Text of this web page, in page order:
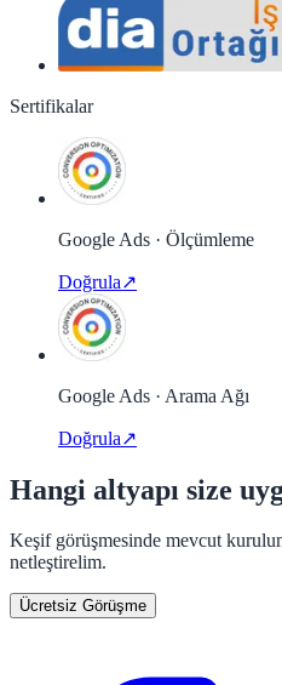
Sertifikalar
Google Ads · Ölçümleme
Doğrula↗
Google Ads · Arama Ağı
Doğrula↗
Hangi altyapı size
Keşif görüşmesinde mevcut
netleştirelim.
Ücretsiz Görüşme